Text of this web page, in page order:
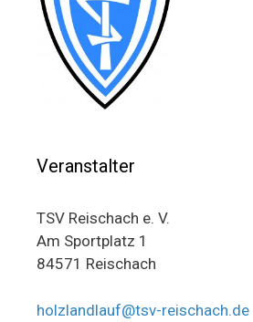
Veranstalter
TSV Reischach e. V.
Am Sportplatz 1
84571 Reischach
holzlandlauf@tsv-reischach.de